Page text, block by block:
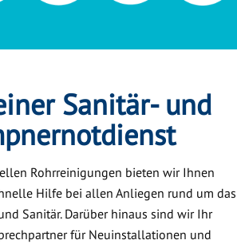
Sanitär- und
Rohrreinigungen bieten wir Ihnen
Hilfe bei allen Anliegen rund um das
Sanitär. Darüber hinaus sind wir Ihr
für Neuinstallationen und